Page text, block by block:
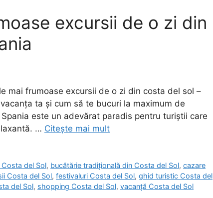
excursii de o zi din
mai frumoase excursii de o zi din costa del sol –
ta și cum să te bucuri la maximum de
este un adevărat paradis pentru turiștii care
… Citește mai mult
del Sol, bucătărie tradițională din Costa del Sol,cazare
Costa del Sol, festivaluri Costa del Sol, ghid turistic Costa del
del Sol, shopping Costa del Sol, vacanță Costa del Sol